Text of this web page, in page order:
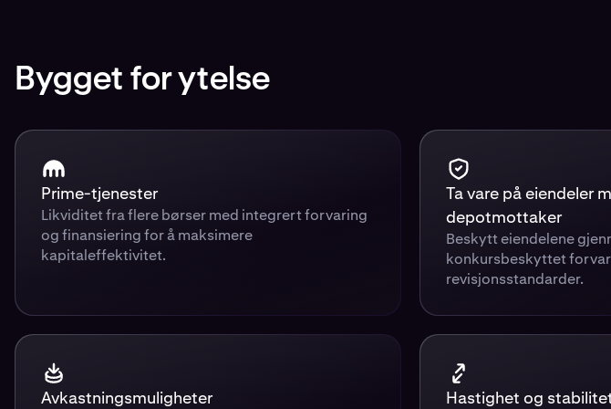
Bygget for ytelse
Prime-tjenester
Likviditet fra flere børser med integrert forvaring
og finansiering for å maksimere
kapitaleffektivitet.
Ta vare på eiendeler
depotmottaker
Beskytt eiendelene
konkursbeskyttet
revisjonsstandarder.
Avkastningsmuligheter Hastighet og